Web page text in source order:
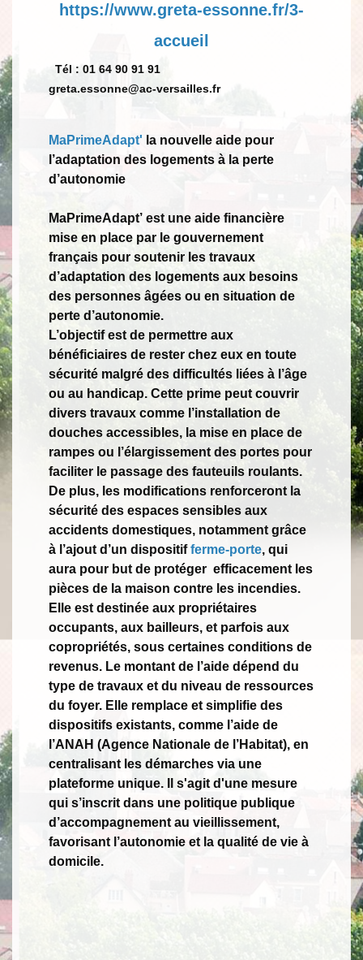
https://www.greta-essonne.fr/3-
accueil
Tél : 01 64 90 91 91
greta.essonne@ac-versailles.fr
MaPrimeAdapt' la nouvelle aide pour
l’adaptation des logements à la perte
d’autonomie
MaPrimeAdapt’ est une aide financière
mise en place par le gouvernement
français pour soutenir les travaux
d’adaptation des logements aux besoins
des personnes âgées ou en situation de
perte d’autonomie.
L’objectif est de permettre aux
bénéficiaires de rester chez eux en toute
sécurité malgré des difficultés liées à l’âge
ou au handicap. Cette prime peut couvrir
divers travaux comme l’installation de
douches accessibles, la mise en place de
rampes ou l’élargissement des portes pour
faciliter le passage des fauteuils roulants.
De plus, les modifications renforceront la
sécurité des espaces sensibles aux
accidents domestiques, notamment grâce
à l’ajout d’un dispositifferme-porte, qui
aura pour but de protéger efficacement les
pièces de la maison contre les incendies.
Elle est destinée aux propriétaires
occupants, aux bailleurs, et parfois aux
copropriétés, sous certaines conditions de
revenus. Le montant de l’aide dépend du
type de travaux et du niveau de ressources
du foyer. Elle remplace et simplifie des
dispositifs existants, comme l’aide de
l’ANAH (Agence Nationale de l’Habitat), en
centralisant les démarches via une
plateforme unique. Il s'agit d'une mesure
qui s’inscrit dans une politique publique
d’accompagnement au vieillissement,
favorisant l’autonomie et la qualité de vie à
domicile.